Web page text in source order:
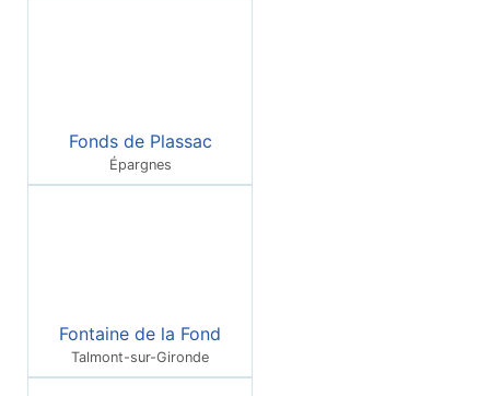
Fonds de Plassac
Épargnes
Fontaine de la Fond
Talmont-sur-Gironde